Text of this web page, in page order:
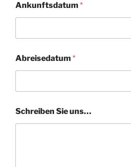
Ankunftsdatum *
Abreisedatum *
Schreiben Sie uns…